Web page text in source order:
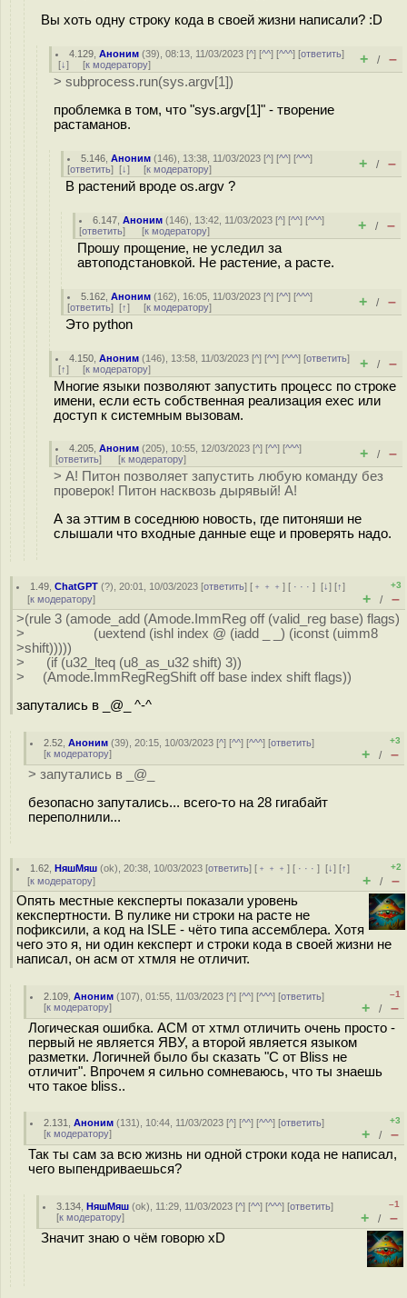
Вы хоть одну строку кода в своей жизни написали? :D
4.129 ,Аноним (39), 08:13, 11/03/2023 [^] [^^] [^^^] [ответить]
[↓] [к модератору] + / –
> subprocess.run(sys.argv[1])
проблемка в том, что "sys.argv[1]" - творение
растаманов.
5.146 ,Аноним (146), 13:38, 11/03/2023 [^] [^^] [^^^]
[ответить] [↓] [к модератору] + / –
В растений вроде os.argv ?
6.147 ,Аноним (146), 13:42, 11/03/2023 [^] [^^] [^^^]
[ответить] [к модератору] + / –
Прошу прощение, не уследил за
автоподстановкой. Не растение, а расте.
5.162 ,Аноним (162), 16:05, 11/03/2023 [^] [^^] [^^^]
[ответить] [↑] [к модератору] + / –
Это python
4.150 ,Аноним (146), 13:58, 11/03/2023 [^] [^^] [^^^] [ответить]
[↑] [к модератору] + / –
Многие языки позволяют запустить процесс по строке
имени, если есть собственная реализация exec или
доступ к системным вызовам.
4.205 ,Аноним (205), 10:55, 12/03/2023 [^] [^^] [^^^]
[ответить] [к модератору] + / –
> А! Питон позволяет запустить любую команду без
проверок! Питон насквозь дырявый! А!
А за эттим в соседнюю новость, где питоняши не
слышали что входные данные еще и проверять надо.
1.49 ,ChatGPT (?), 20:01, 10/03/2023 [ответить] [ ﹢﹢﹢] [ · · ·][↓] [↑]
[к модератору]
+3
+ / –
>(rule 3 (amode_add (Amode.ImmReg off (valid_reg base) flags)
> (uextend (ishl index @ (iadd _ _) (iconst (uimm8
>shift)))))
> (if (u32_lteq (u8_as_u32 shift) 3))
> (Amode.ImmRegRegShift off base index shift flags))
запутались в _@_ ^-^
2.52 ,Аноним (39), 20:15, 10/03/2023 [^] [^^] [^^^] [ответить]
[к модератору]
+3
+ / –
> запутались в _@_
безопасно запутались... всего-то на 28 гигабайт
переполнили...
1.62 ,НяшМяш (ok), 20:38, 10/03/2023 [ответить] [ ﹢﹢﹢] [ · · ·][↓] [↑]
[к модератору]
+2
+ / –
Опять местные кексперты показали уровень
кекспертности. В пулике ни строки на расте не
пофиксили, а код на ISLE - чёто типа ассемблера. Хотя
чего это я, ни один кексперт и строки кода в своей жизни не
написал, он асм от хтмля не отличит.
2.109 ,Аноним (107), 01:55, 11/03/2023 [^] [^^] [^^^] [ответить]
[к модератору]
–1
+ / –
Логическая ошибка. АСМ от хтмл отличить очень просто -
первый не является ЯВУ, а второй является языком
разметки. Логичней было бы сказать "С от Bliss не
отличит". Впрочем я сильно сомневаюсь, что ты знаешь
что такое bliss..
2.131 ,Аноним (131), 10:44, 11/03/2023 [^] [^^] [^^^] [ответить]
[к модератору]
+3
+ / –
Так ты сам за всю жизнь ни одной строки кода не написал,
чего выпендриваешься?
3.134 ,НяшМяш (ok), 11:29, 11/03/2023 [^] [^^] [^^^] [ответить]
[к модератору]
–1
+ / –
Значит знаю о чём говорю xD